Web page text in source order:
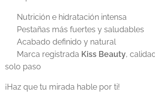
✅ Nutrición e hidratación intensa
✅ Pestañas más fuertes y saludables
✅ Acabado definido y natural
✅ Marca registrada Kiss Beauty,
solo paso
¡Haz que tu mirada hable por ti!